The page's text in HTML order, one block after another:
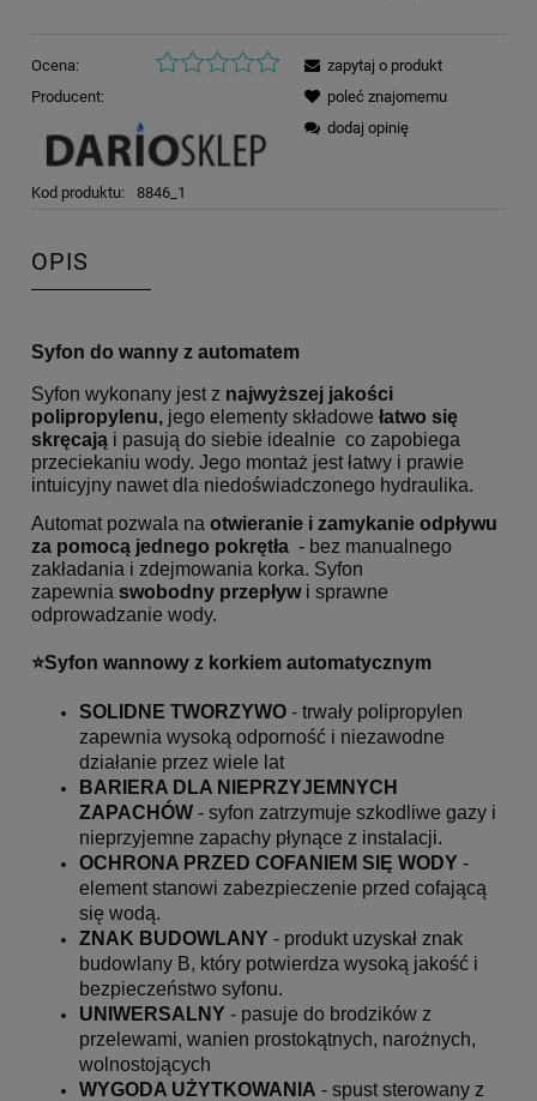
Ocena:
Producent:
Kod produktu: 8846_1
zapytaj o produkt
poleć znajomemu
dodaj opinię
OPIS
Syfon do wanny z automatem
Syfon wykonany jest z najwyższej jakości
polipropylenu, jego elementy składowe łatwo się
skręcają i pasują do siebie idealnie co zapobiega
przeciekaniu wody. Jego montaż jest łatwy i prawie
intuicyjny nawet dla niedoświadczonego hydraulika.
Automat pozwala na otwieranie i zamykanie odpływu
za pomocą jednego pokrętła - bez manualnego
zakładania i zdejmowania korka. Syfon
zapewnia swobodny przepływi sprawne
odprowadzanie wody.
⭐️Syfon wannowy z korkiem automatycznym
SOLIDNE TWORZYWO - trwały polipropylen
zapewnia wysoką odporność i niezawodne
działanie przez wiele lat
BARIERA DLA NIEPRZYJEMNYCH
ZAPACHÓW - syfon zatrzymuje szkodliwe gazy i
nieprzyjemne zapachy płynące z instalacji.
OCHRONA PRZED COFANIEM SIĘ WODY -
element stanowi zabezpieczenie przed cofającą
się wodą.
ZNAK BUDOWLANY - produkt uzyskał znak
budowlany B, który potwierdza wysoką jakość i
bezpieczeństwo syfonu.
UNIWERSALNY - pasuje do brodzików z
przelewami, wanien prostokątnych, narożnych,
wolnostojących
WYGODA UŻYTKOWANIA - spust sterowany z